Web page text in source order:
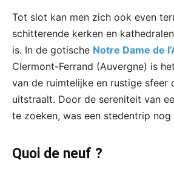
Tot slot kan men zich ook even
schitterende kerken en
is. In de gotische Notre Dame de
Clermont-Ferrand (Auvergne) is
van de ruimtelijke en rustige sfeer
uitstraalt. Door de sereniteit van
te zoeken, was een stedentrip
Quoi de neuf ?